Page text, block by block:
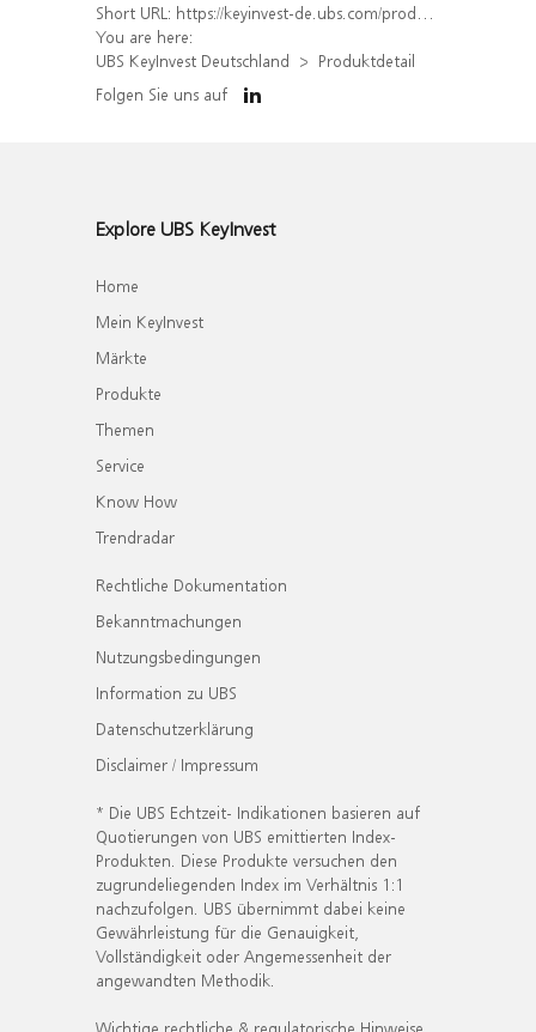
Short URL: https://keyinvest-de.ubs.com/produkt/detail/index/isin/DE000WA6A950
You are here:
UBS KeyInvest Deutschland
Produktdetail
Folgen Sie uns auf
Explore UBS KeyInvest
Home
Mein KeyInvest
Märkte
Produkte
Themen
Service
Know How
Trendradar
Rechtliche Dokumentation
Bekanntmachungen
Nutzungsbedingungen
Information zu UBS
Datenschutzerklärung
Disclaimer / Impressum
* Die UBS Echtzeit- Indikationen basieren auf
Quotierungen von UBS emittierten Index-
Produkten. Diese Produkte versuchen den
zugrundeliegenden Index im Verhältnis 1:1
nachzufolgen. UBS übernimmt dabei keine
Gewährleistung für die Genauigkeit,
Vollständigkeit oder Angemessenheit der
angewandten Methodik.